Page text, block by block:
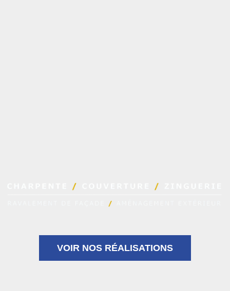
VOIR NOS RÉALISATIONS